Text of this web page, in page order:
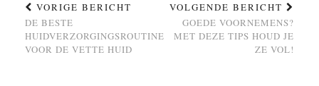
VORIGE BERICHT
DE BESTE
HUIDVERZORGINGSROUTINE
VOOR DE VETTE HUID
VOLGENDE BERICHT
GOEDE VOORNEMENS?
MET DEZE TIPS HOUD JE
ZE VOL!